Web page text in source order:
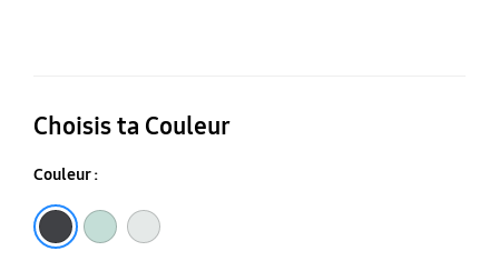
Choisis ta Couleur
Couleur :